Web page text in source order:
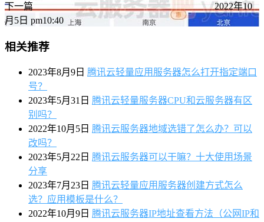
下一篇
2022年10
月5日 pm10:40
相关推荐
2023年8月9日 腾讯云轻量应用服务器怎么打开指定端口
号？
2023年5月31日 腾讯云轻量服务器CPU和云服务器有区
别吗？
2022年10月5日 腾讯云服务器地域选错了怎么办？可以
改吗？
2023年5月22日 腾讯云服务器可以干嘛？十大使用场景
分享
2023年7月23日 腾讯云轻量应用服务器创建方式怎么
选？应用模板是什么？
2022年10月9日 腾讯云服务器IP地址查看方法（公网IP和